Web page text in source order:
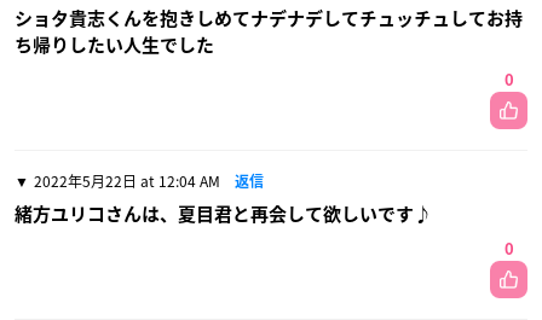
ショタ貴志くんを抱きしめてナデナデしてチュッチュしてお持
ち帰りしたい人生でした
0
2022年5月22日 at 12:04 AM 返信
緒方ユリコさんは、夏目君と再会して欲しいです♪
0